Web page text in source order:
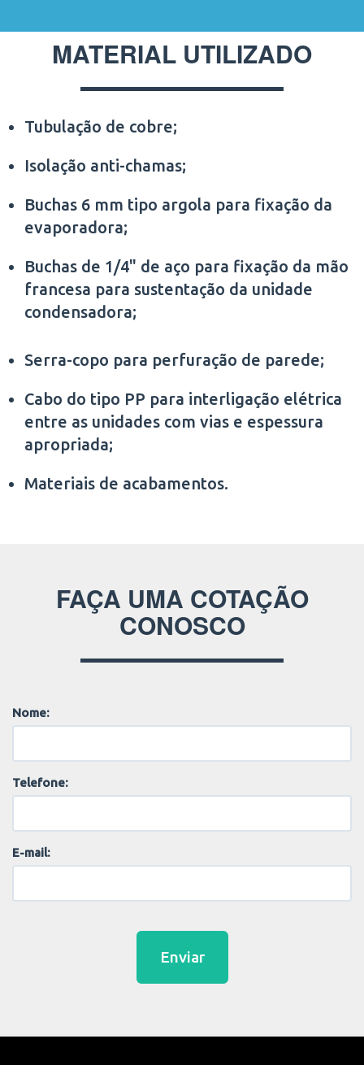
MATERIAL UTILIZADO
Tubulação de cobre;
Isolação anti-chamas;
Buchas 6 mm tipo argola para fixação da
evaporadora;
Buchas de 1/4" de aço para fixação da mão
francesa para sustentação da unidade
condensadora;
Serra-copo para perfuração de parede;
Cabo do tipo PP para interligação elétrica
entre as unidades com vias e espessura
apropriada;
Materiais de acabamentos.
FAÇA UMA COTAÇÃO
CONOSCO
Nome:
Telefone:
E-mail:
Enviar